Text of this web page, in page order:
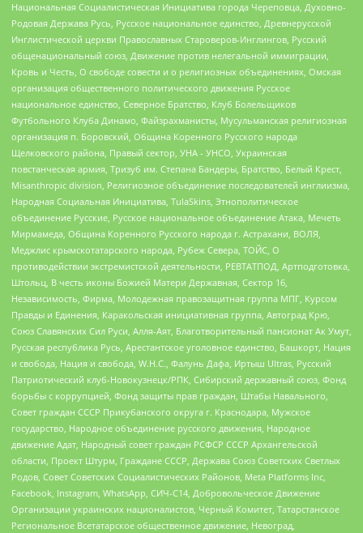
Национальная Социалистическая Инициатива города Череповца, Духовно-
Родовая Держава Русь, Русское национальное единство, Древнерусской
Инглистической церкви Православных Староверов-Инглингов, Русский
общенациональный союз, Движение против нелегальной иммиграции,
Кровь и Честь, О свободе совести и о религиозных объединениях, Омская
организация общественного политического движения Русское
национальное единство, Северное Братство, Клуб Болельщиков
Футбольного Клуба Динамо, Файзрахманисты, Мусульманская религиозная
организация п. Боровский, Община Коренного Русского народа
Щелковского района, Правый сектор, УНА - УНСО, Украинская
повстанческая армия, Тризуб им. Степана Бандеры, Братство, Белый Крест,
Misanthropic division, Религиозное объединение последователей инглиизма,
Народная Социальная Инициатива, TulaSkins, Этнополитическое
объединение Русские, Русское национальное объединение Атака, Мечеть
Мирмамеда, Община Коренного Русского народа г. Астрахани, ВОЛЯ,
Меджлис крымскотатарского народа, Рубеж Севера, ТОЙС, О
противодействии экстремистской деятельности, РЕВТАТПОД, Артподготовка,
Штольц, В честь иконы Божией Матери Державная, Сектор 16,
Независимость, Фирма, Молодежная правозащитная группа МПГ, Курсом
Правды и Единения, Каракольская инициативная группа, Автоград Крю,
Союз Славянских Сил Руси, Алля-Аят, Благотворительный пансионат Ак Умут,
Русская республика Русь, Арестантское уголовное единство, Башкорт, Нация
и свобода, Нация и свобода, W.H.С., Фалунь Дафа, Иртыш Ultras, Русский
Патриотический клуб-Новокузнецк/РПК, Сибирский державный союз, Фонд
борьбы с коррупцией, Фонд защиты прав граждан, Штабы Навального,
Совет граждан СССР Прикубанского округа г. Краснодара, Мужское
государство, Народное объединение русского движения, Народное
движение Адат, Народный совет граждан РСФСР СССР Архангельской
области, Проект Штурм, Граждане СССР, Держава Союз Советских Светлых
Родов, Совет Советских Социалистических Районов, Meta Platforms Inc,
Facebook, Instagram, WhatsApp, СИЧ-С14, Добровольческое Движение
Организации украинских националистов, Черный Комитет, Татарстанское
Региональное Всетатарское общественное движение, Невоград,